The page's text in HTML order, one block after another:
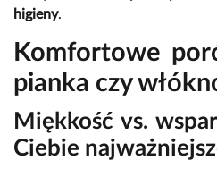
higieny.
Komfortowe
pianka czy
Miękkość vs.
Ciebie